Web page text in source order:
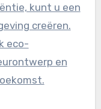
kunt u een
creëren.
eco-
en